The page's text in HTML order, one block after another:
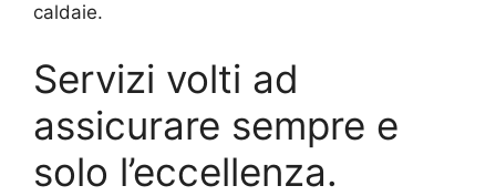
caldaie.
Servizi volti ad
assicurare sempre e
solo l’eccellenza.